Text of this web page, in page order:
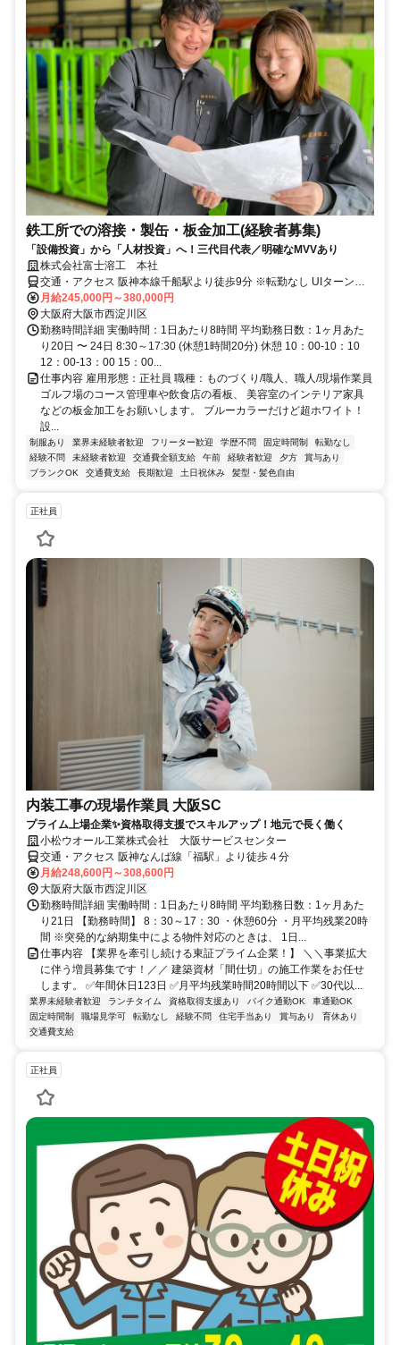
鉄工所での溶接・製缶・板金加工(経験者募集)
「設備投資」から「人材投資」へ！三代目代表／明確なMVVあり
株式会社富士溶工 本社
交通・アクセス 阪神本線千船駅より徒歩9分 ※転勤なし UIターン歓
迎
月給245,000円～380,000円
大阪府大阪市西淀川区
勤務時間詳細 実働時間：1日あたり8時間 平均勤務日数：1ヶ月あた
り20日 〜 24日 8:30～17:30 (休憩1時間20分) 休憩 10：00-10：10
12：00-13：00 15：00...
仕事内容 雇用形態：正社員 職種：ものづくり/職人、職人/現場作業員
ゴルフ場のコース管理車や飲食店の看板、 美容室のインテリア家具
などの板金加工をお願いします。 ブルーカラーだけど超ホワイト！
設...
制服あり 業界未経験者歓迎 フリーター歓迎 学歴不問 固定時間制
転勤なし
経験不問
未経験者歓迎 交通費全額支給 午前 経験者歓迎 夕方
賞与あり
ブランクOK
交通費支給 長期歓迎 土日祝休み 髪型・髪色自由
正社員
内装工事の現場作業員 大阪SC
プライム上場企業✨資格取得支援でスキルアップ！地元で長く働く
小松ウオール工業株式会社 大阪サービスセンター
交通・アクセス 阪神なんば線「福駅」より徒歩４分
月給248,600円～308,600円
大阪府大阪市西淀川区
勤務時間詳細 実働時間：1日あたり8時間 平均勤務日数：1ヶ月あた
り21日 【勤務時間】 8：30～17：30 ・休憩60分 ・月平均残業20時
間 ※突発的な納期集中による物件対応のときは、 1日...
仕事内容 【業界を牽引し続ける東証プライム企業！】 ＼＼事業拡大
に伴う増員募集です！／／ 建築資材「間仕切」の施工作業をお任せ
します。 ✅年間休日123日 ✅月平均残業時間20時間以下 ✅30代以...
業界未経験者歓迎 ランチタイム 資格取得支援あり バイク通勤OK
車通勤OK
固定時間制
職場見学可 転勤なし 経験不問 住宅手当あり 賞与あり
育休あり
交通費支給
正社員